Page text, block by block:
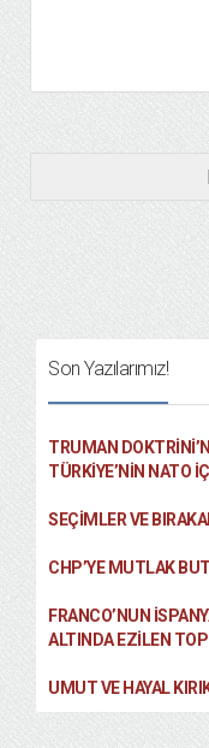
Son Yazılarımız!
TRUMAN
TÜRKIYE’NIN NATO
SEÇIMLER VE
CHP’YE MUTLAK
FRANCO’NUN
ALTINDA EZILEN
UMUT VE HAYAL